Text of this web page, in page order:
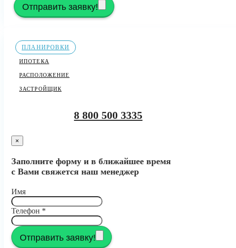
Отправить заявку!
ПЛАНИРОВКИ
ИПОТЕКА
РАСПОЛОЖЕНИЕ
ЗАСТРОЙЩИК
8 800 500 3335
×
Заполните форму и в ближайшее время
с Вами свяжется наш менеджер
Имя
Телефон *
Отправить заявку!